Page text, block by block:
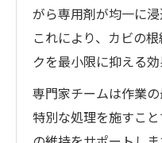
がら専用剤が均一に浸
これにより、カビの
クを最小限に抑える効
専門家チームは作業
特別な処理を施すこ